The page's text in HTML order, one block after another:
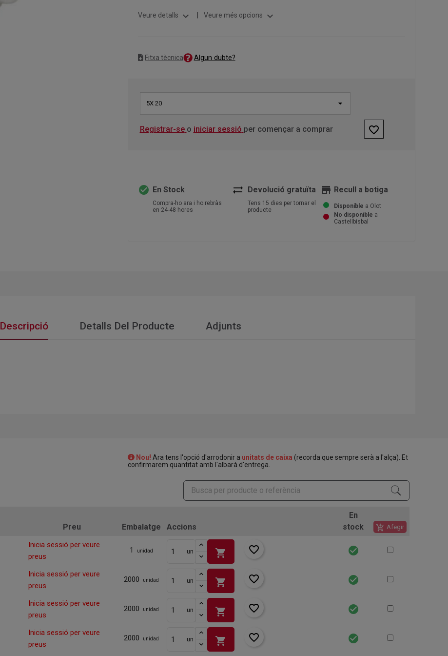
Veure detalls expand_more Veure més opcions expand_more
Fitxa tècnica Algun dubte?
5X 20
Registrar-se o iniciar sessió per començar a comprar favorite_border
check_circle En Stock
Compra-ho ara i ho rebràs
en 24-48 hores
sync_alt Devolució gratuïta
Tens 15 dies per tornar el
producte
store Recull a botiga
Disponible a Olot
No disponible a
Castellbisbal
Descripció Detalls Del Producte Adjunts
Nou! Ara tens l'opció d'arrodonir a unitats de caixa (recorda que sempre serà a l'alça). Et
confirmarem quantitat amb l'albarà d'entrega.
Preu Embalatge Accions
En
stock
add_shopping_cart Afegir
Inicia sessió per veure
preus
1 unidad un shopping_cart favorite_border check_circle
Inicia sessió per veure
preus
2000 unidad un shopping_cart favorite_border check_circle
Inicia sessió per veure
preus
2000 unidad un shopping_cart favorite_border check_circle
Inicia sessió per veure
preus
2000 unidad un shopping_cart favorite_border check_circle